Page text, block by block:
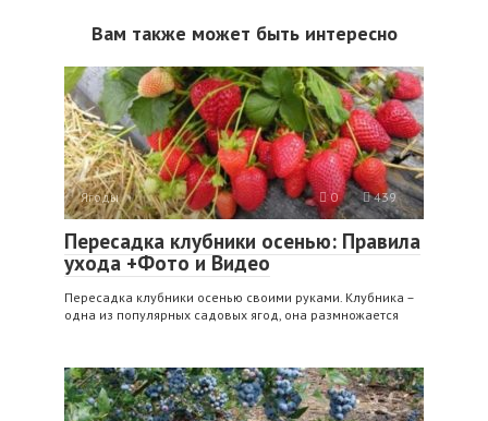
Вам также может быть интересно
Ягоды 0 439
Пересадка клубники осенью: Правила
ухода +Фото и Видео
Пересадка клубники осенью своими руками. Клубника –
одна из популярных садовых ягод, она размножается